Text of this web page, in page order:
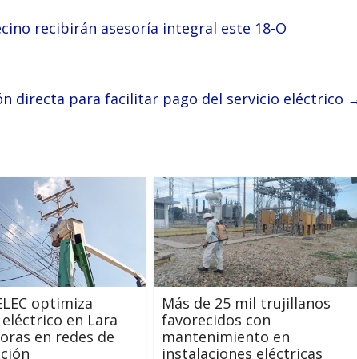
recibirán asesoría integral este 18-O
directa para facilitar pago del servicio eléctrico
optimiza
en Lara
en redes de
Más de 25 mil trujillanos
favorecidos con
mantenimiento en
instalaciones eléctricas